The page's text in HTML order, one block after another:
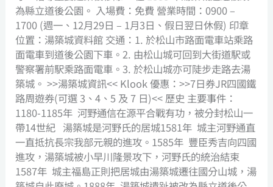
為縣立道後公園。 入場費：免費 營業時間：0900 –
1700 (週一、12月29日 – 1月3日、假日翌日休假) 印章
位置：湯築城資料館 交通：1. 於松山市路面電車站乘路
面電車到道後公園下車。2. 由松山城可回到大街道駅或
警察署前駅乘路面電車。3. 於松山城亦可陡步走路去湯
築城。 >>湯築城資訊<< Klook 優惠：>>7日券JR四國鐵
路周遊券(可選 3、4、5 及 7 日)<< 歷史 主要事件：
1180-1185年 河野通信在源平合戰有功，被分封松山一
帶14世紀 湯築城是河野氏的居城1581年 城主河野通直
一直抵抗長宗我部元親的進攻。1585年 豐臣秀吉向四國
進攻，湯築城被小早川隆景攻下，河野氏的統治結束
1587年 城主福島正則把居城由湯築城遷往國分山城，湯